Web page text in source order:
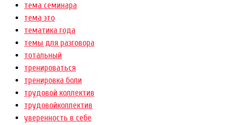
тема семинара
тема это
тематика года
темы для разговора
тотальный
тренироваться
тренировка боли
трудовой коллектив
трудовойколлектив
уверенность в себе